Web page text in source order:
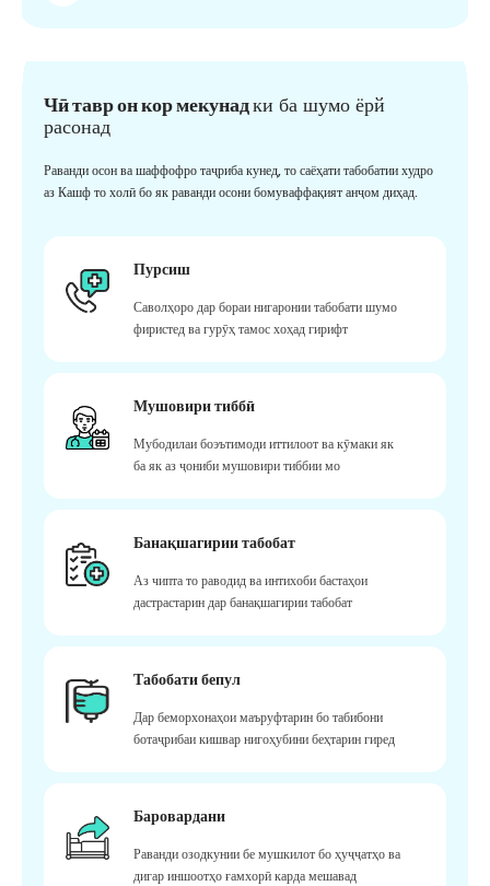
Чӣ тавр он кор мекунадки ба шумо ёрй
расонад
Раванди осон ва шаффофро таҷриба кунед, то саёҳати табобатии худро
аз Кашф то холӣ бо як раванди осони бомуваффақият анҷом диҳад.
Пурсиш
Саволҳоро дар бораи нигаронии табобати шумо
фиристед ва гурӯҳ тамос хоҳад гирифт
Мушовири тиббӣ
Мубодилаи боэътимоди иттилоот ва кӯмаки як
ба як аз ҷониби мушовири тиббии мо
Банақшагирии табобат
Аз чипта то раводид ва интихоби бастаҳои
дастрастарин дар банақшагирии табобат
Табобати бепул
Дар беморхонаҳои маъруфтарин бо табибони
ботаҷрибаи кишвар нигоҳубини беҳтарин гиред
Баровардани
Раванди озодкунии бе мушкилот бо ҳуҷҷатҳо ва
дигар иншоотҳо ғамхорӣ карда мешавад